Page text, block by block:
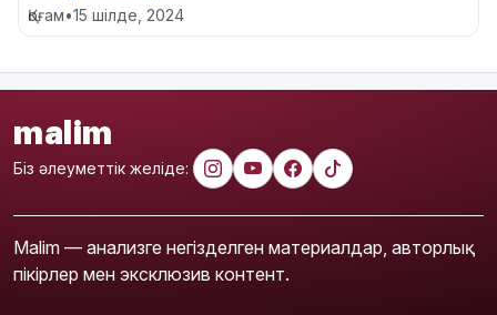
Қоғам•15 шілде, 2024
malim
Біз әлеуметтік желіде:
Malim — анализге негізделген материалдар, авторлық
пікірлер мен эксклюзив контент.